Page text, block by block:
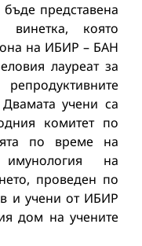
представена
винетка, която
на ИБИР – БАН
лауреат за
учени са
комитет по
по време на
на
проведен по
и учени от ИБИР
дом на учените